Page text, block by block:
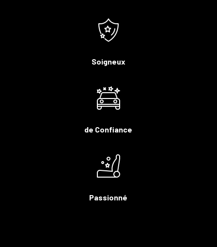
Soigneux
de Confiance
Passionné